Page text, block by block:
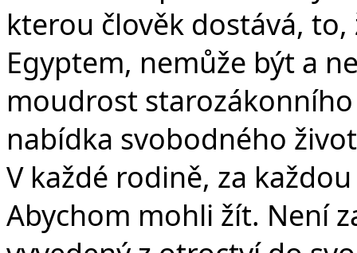
kterou člověk dostává,
Egyptem, nemůže být a
moudrost
nabídka svobodného
V každé rodině, za
Abychom mohli žít. Není